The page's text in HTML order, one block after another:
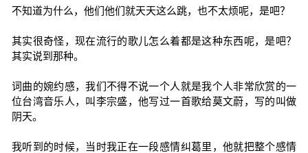
不知道为什么，他们他们就天天这么跳，也不太烦呢，是吧？
其实很奇怪，现在流行的歌儿怎么着都是这种东西呢，是吧？
其实说到那种。
词曲的婉约感，我们不得不说一个人就是我个人非常欣赏的一
位台湾音乐人，叫李宗盛，他写过一首歌给莫文蔚，写的叫做
阴天。
我听到的时候，当时我正在一段感情纠葛里，他就把整个感情